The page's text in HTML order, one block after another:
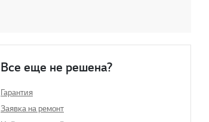
Все еще не решена?
Гарантия
Заявка на ремонт